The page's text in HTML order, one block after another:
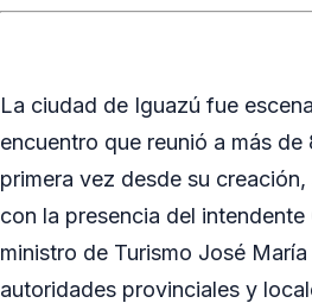
La ciudad de Iguazú fue
encuentro que reunió a más
primera vez desde su
con la presencia del
ministro de Turismo José
autoridades provinciales y